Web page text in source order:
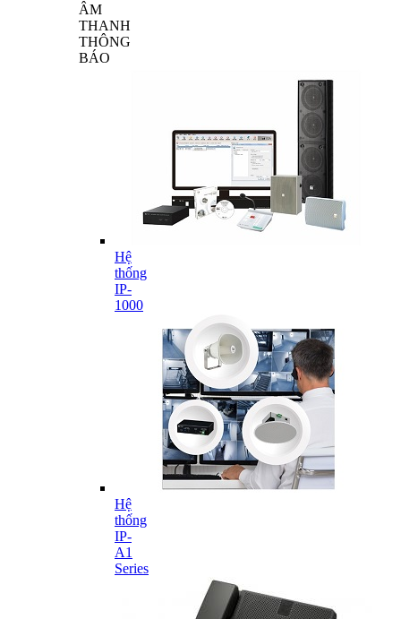
ÂM
THANH
THÔNG
BÁO
Hệ
thống
IP-
1000
Hệ
thống
IP-
A1
Series